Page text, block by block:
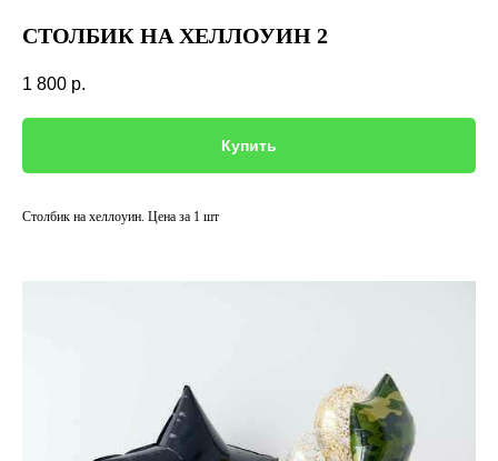
СТОЛБИК НА ХЕЛЛОУИН 2
1 800 р.
Купить
Столбик на хеллоуин. Цена за 1 шт